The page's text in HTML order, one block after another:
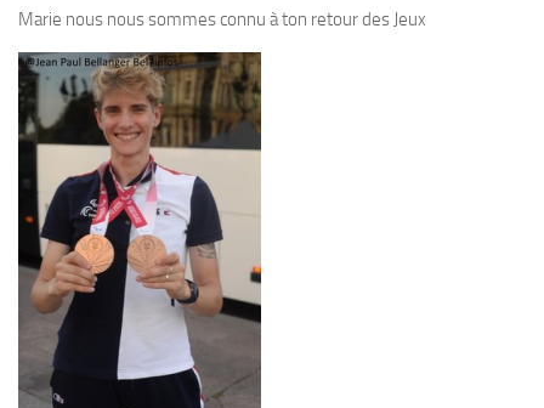
Marie nous nous sommes connu à ton retour des Jeux